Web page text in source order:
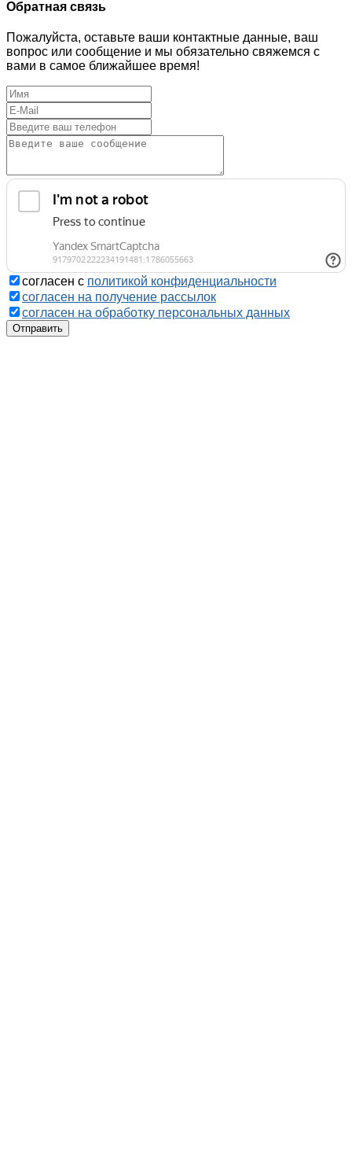
Обратная связь
Пожалуйста, оставьте ваши контактные данные, ваш
вопрос или сообщение и мы обязательно свяжемся с
вами в самое ближайшее время!
согласен с политикой конфиденциальности
согласен на получение рассылок
согласен на обработку персональных данных
Отправить